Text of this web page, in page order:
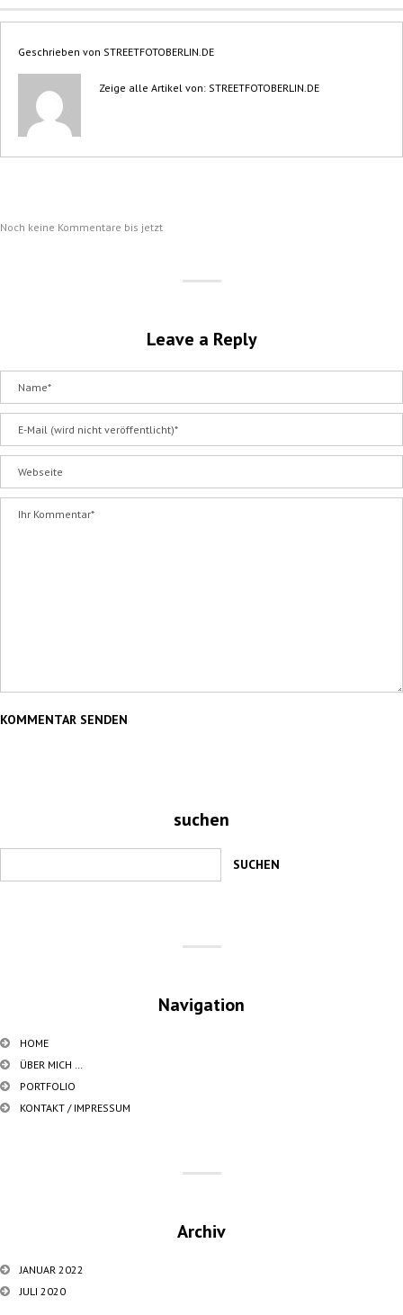
Geschrieben von STREETFOTOBERLIN.DE
Zeige alle Artikel von: STREETFOTOBERLIN.DE
Noch keine Kommentare bis jetzt
Leave a Reply
suchen
Navigation
HOME
ÜBER MICH …
PORTFOLIO
KONTAKT / IMPRESSUM
Archiv
JANUAR 2022
JULI 2020